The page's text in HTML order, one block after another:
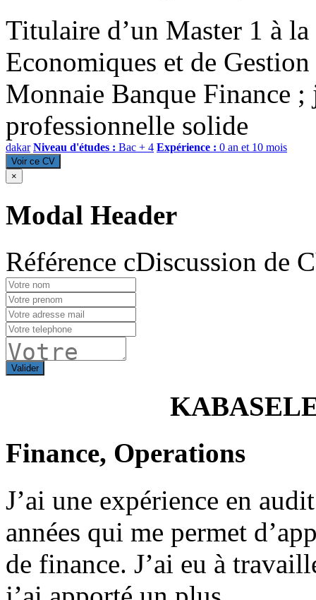
Titulaire d’un Master 1 à la
Economiques et de
Monnaie Banque Finance ;
professionnelle solide
dakar Niveau d'études : Bac + 4 Expérience : 0 an et 10 mois
Voir ce CV
×
Modal Header
Référence cDiscussion de
Valider
Finance, Operations
J’ai une expérience en
années qui me permet
de finance. J’ai eu à